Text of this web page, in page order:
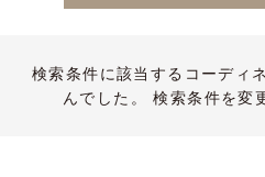
検索条件に該当するコーディ
んでした。 検索条件を変